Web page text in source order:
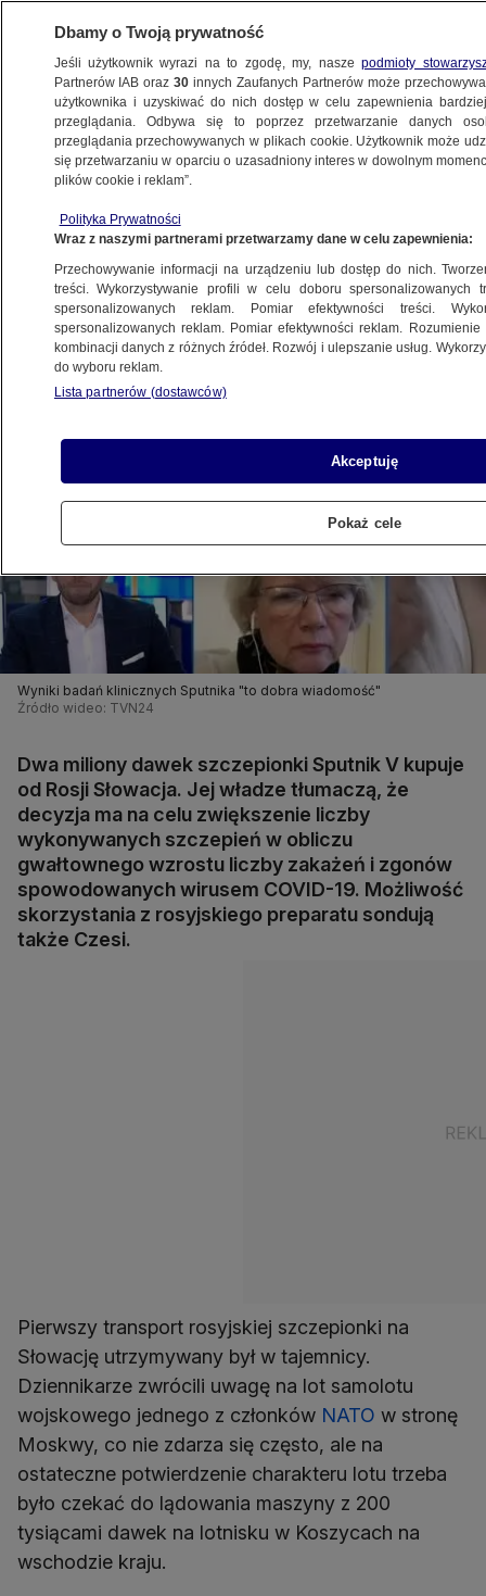
SPUTNIK V
na pokładzie rosyjska szczepionka.
Słowacja kupuje dwa miliony dawek
1.03.2021, 21:10
Udostępnij
Wyniki badań klinicznych Sputnika "to dobra wiadomość"
Źródło wideo: TVN24
Dwa miliony dawek szczepionki Sputnik V kupuje
od Rosji Słowacja. Jej władze tłumaczą, że
decyzja ma na celu zwiększenie liczby
wykonywanych szczepień w obliczu
gwałtownego wzrostu liczby zakażeń i zgonów
spowodowanych wirusem COVID-19. Możliwość
skorzystania z rosyjskiego preparatu sondują
także Czesi.
Pierwszy transport rosyjskiej szczepionki na
Słowację utrzymywany był w tajemnicy.
Dziennikarze zwrócili uwagę na lot samolotu
wojskowego jednego z członków NATO w stronę
Moskwy, co nie zdarza się często, ale na
ostateczne potwierdzenie charakteru lotu trzeba
było czekać do lądowania maszyny z 200
tysiącami dawek na lotnisku w Koszycach na
wschodzie kraju.
Dbamy o Twoją prywatność
Jeśli użytkownik wyrazi na to zgodę, my, naszepodmioty
Partnerów IAB oraz30 innych Zaufanych Partnerów może
użytkownika i uzyskiwać do nich dostęp w celu zapewnienia
przeglądania. Odbywa się to poprzez przetwarzanie danych
przeglądania przechowywanych w plikach cookie. Użytkownik może
się przetwarzaniu w oparciu o uzasadniony interes w dowolnym
plików cookie i reklam”.
Polityka Prywatności
Wraz z naszymi partnerami przetwarzamy dane w celu zapewnienia:
Przechowywanie informacji na urządzeniu lub dostęp do nich.
treści. Wykorzystywanie profili w celu doboru spersonalizowanych
spersonalizowanych reklam. Pomiar efektywności treści.
spersonalizowanych reklam. Pomiar efektywności reklam.
kombinacji danych z różnych źródeł. Rozwój i ulepszanie usług.
do wyboru reklam.
Lista partnerów (dostawców)
Akceptuję
Pokaż cele